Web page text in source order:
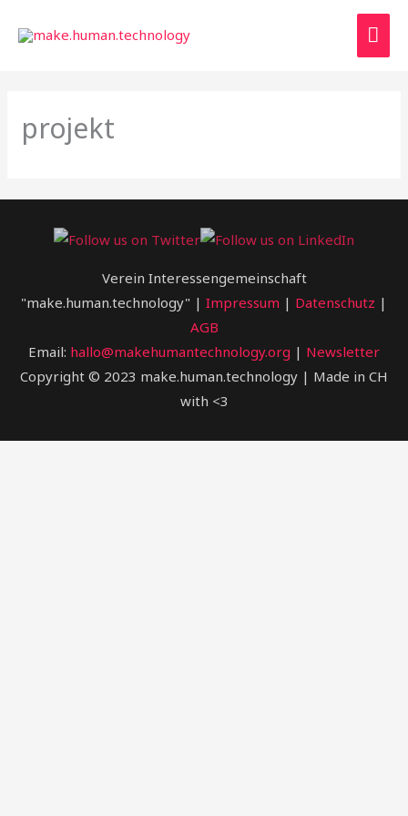
Inhalt
projekt
Verein Interessengemeinschaft
"make.human.technology" | Impressum | Datenschutz |
AGB
Email: hallo@makehumantechnology.org | Newsletter
Copyright © 2023 make.human.technology | Made in CH
with <3